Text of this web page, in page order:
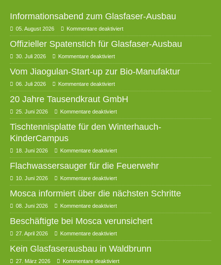
Informationsabend zum Glasfaser-Ausbau
05. August 2026 Kommentare deaktiviert
Offizieller Spatenstich für Glasfaser-Ausbau
30. Juli 2026 Kommentare deaktiviert
Vom Jiaogulan-Start-up zur Bio-Manufaktur
06. Juli 2026 Kommentare deaktiviert
20 Jahre Tausendkraut GmbH
25. Juni 2026 Kommentare deaktiviert
Tischtennisplatte für den Winterhauch-
KinderCampus
18. Juni 2026 Kommentare deaktiviert
Flachwassersauger für die Feuerwehr
10. Juni 2026 Kommentare deaktiviert
Mosca informiert über die nächsten Schritte
08. Juni 2026 Kommentare deaktiviert
Beschäftigte bei Mosca verunsichert
27. April 2026 Kommentare deaktiviert
Kein Glasfaserausbau in Waldbrunn
27. März 2026 Kommentare deaktiviert